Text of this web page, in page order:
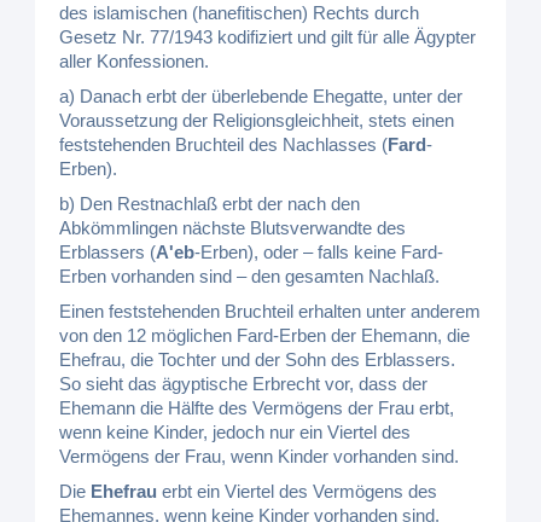
des islamischen (hanefitischen) Rechts durch
Gesetz Nr. 77/1943 kodifiziert und gilt für alle Ägypter
aller Konfessionen.
a) Danach erbt der überlebende Ehegatte, unter der
Voraussetzung der Religionsgleichheit, stets einen
feststehenden Bruchteil des Nachlasses (Fard-
Erben).
b) Den Restnachlaß erbt der nach den
Abkömmlingen nächste Blutsverwandte des
Erblassers (A'eb-Erben), oder – falls keine Fard-
Erben vorhanden sind – den gesamten Nachlaß.
Einen feststehenden Bruchteil erhalten unter anderem
von den 12 möglichen Fard-Erben der Ehemann, die
Ehefrau, die Tochter und der Sohn des Erblassers.
So sieht das ägyptische Erbrecht vor, dass der
Ehemann die Hälfte des Vermögens der Frau erbt,
wenn keine Kinder, jedoch nur ein Viertel des
Vermögens der Frau, wenn Kinder vorhanden sind.
Die Ehefrau erbt ein Viertel des Vermögens des
Ehemannes, wenn keine Kinder vorhanden sind.